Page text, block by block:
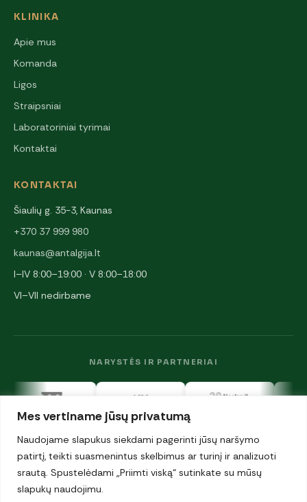
Mes vertiname jūsų privatumą
Naudojame slapukus siekdami pagerinti jūsų naršymo
patirtį, teikti suasmenintus skelbimus ar turinį ir analizuoti
srautą. Spustelėdami „Priimti viską“ sutinkate su mūsų
slapukų naudojimu.
KLINIKA
Apie mus
Komanda
Ligos
Straipsniai
Laboratoriniai tyrimai
Kontaktai
KONTAKTAI
Šiaulių g. 35-3, Kaunas
+370 37 999 980
kaunas@antalgija.lt
I–IV 8:00–19:00 · V 8:00–18:00
VI–VII nedirbame
NARYSTĖS IR PARTNERIAI
© 2026 UAB „Antalgija". Visos teisės saugomos.